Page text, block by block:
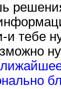
и тебе